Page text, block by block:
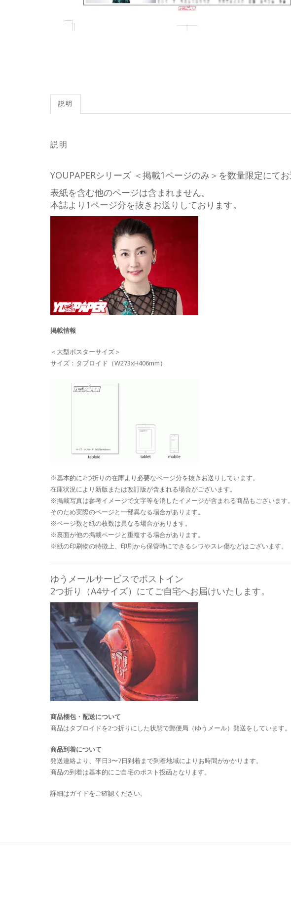
説明
説明
YOUPAPERシリーズ ＜掲載1ページのみ＞を数量限定にてお
表紙を含む他のページは含まれません。
本誌より1ページ分を抜きお送りしております。
掲載情報
＜大型ポスターサイズ＞
サイズ：タブロイド（W273xH406mm）
※基本的に2つ折りの在庫より必要なページ分を抜きお送りしています。
在庫状況により新版または改訂版が含まれる場合がございます。
※掲載写真は参考イメージで文字等を消したイメージが含まれる商品もございます。
そのため実際のページと一部異なる場合があります。
※ページ数と紙の枚数は異なる場合があります。
※裏面が他の掲載ページと重複する場合があります。
※紙の印刷物の特徴上、印刷から保管時にできるシワやスレ傷などはございます。
ゆうメールサービスでポストイン
2つ折り（A4サイズ）にてご自宅へお届けいたします。
商品梱包・配送について
商品はタブロイドを2つ折りにした状態で郵便局（ゆうメール）発送をしています。
商品到着について
発送連絡より、平日3〜7日到着まで到着地域によりお時間がかかります。
商品の到着は基本的にご自宅のポスト投函となります。
詳細はガイドをご確認ください。